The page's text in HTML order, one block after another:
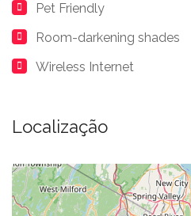
Pet Friendly
Room-darkening shades
Wireless Internet
Localização